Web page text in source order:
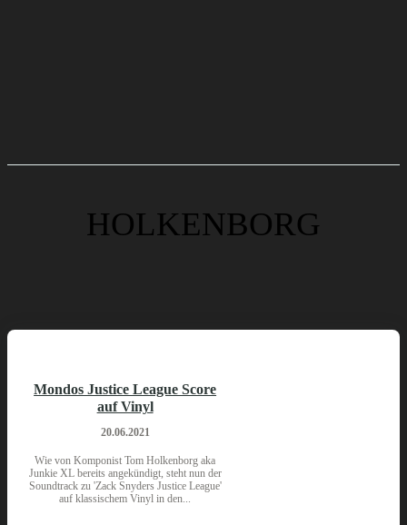
HOLKENBORG
Mondos Justice League Score
auf Vinyl
20.06.2021
Wie von Komponist Tom Holkenborg aka
Junkie XL bereits angekündigt, steht nun der
Soundtrack zu 'Zack Snyders Justice League'
auf klassischem Vinyl in den...